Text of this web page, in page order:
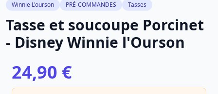
Winnie L'ourson PRÉ-COMMANDES Tasses
Tasse et soucoupe Porcinet
- Disney Winnie l'Ourson
24,90 €